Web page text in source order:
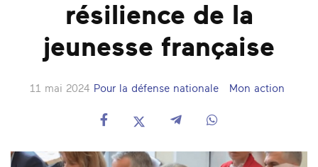
résilience de la
jeunesse française
11 mai 2024 Pour la défense nationale Mon action